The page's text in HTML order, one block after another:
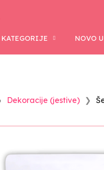
KATEGORIJE NOVO
Dekoracije (jestive)